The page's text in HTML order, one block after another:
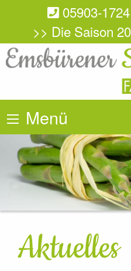
05903-1724
>> Die Saison
Menü
Aktuelles